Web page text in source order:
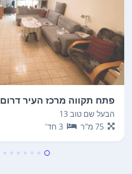
פתח תקווה מרכז העיר דרום
הבעל שם טוב 13
75 מ"ר 3 חד'